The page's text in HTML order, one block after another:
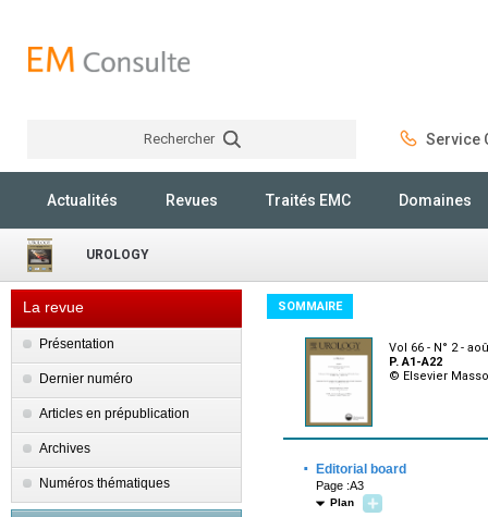
Rechercher Service
Actualités Revues Traités EMC Domaines
UROLOGY
La revue
Présentation
Dernier numéro
Articles en prépublication
Archives
Numéros thématiques
SOMMAIRE
Vol 66 - N° 2 -
P. A1-A22
© Elsevier
· Editorial board
Page :A3
Plan